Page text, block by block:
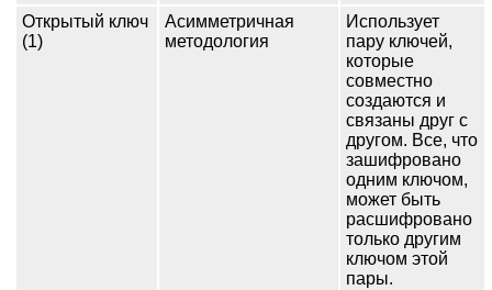
Открытый ключ
(1)
Асимметричная
методология
Использует
пару ключей,
которые
совместно
создаются и
связаны друг с
другом. Все, что
зашифровано
одним ключом,
может быть
расшифровано
только другим
ключом этой
пары.